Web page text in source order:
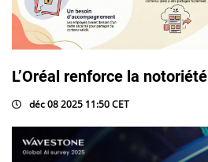
L’Oréal renforce la notoriété
déc 08 2025 11:50 CET